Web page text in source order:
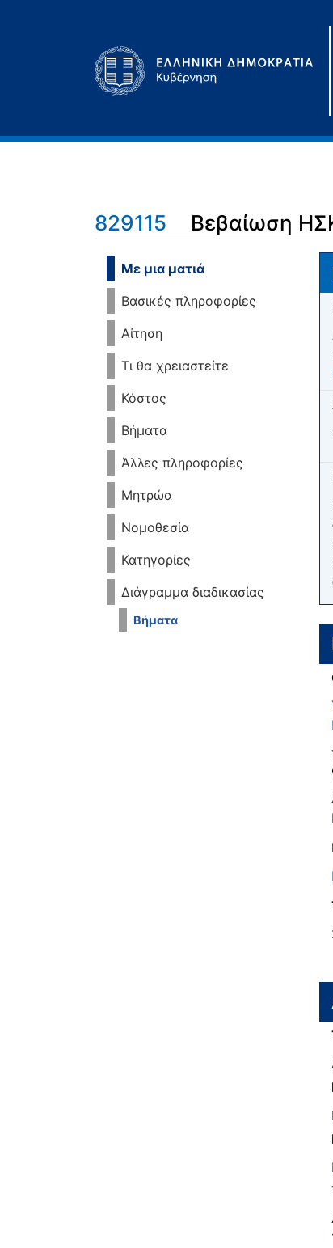
829115 Βεβαίωση
Μετάβαση σε: πλοήγηση
Με μια ματιά
Βασικές πληροφορίες
Αίτηση
Τι θα χρειαστείτε
Κόστος
Βήματα
Άλλες πληροφορίες
Μητρώα
Νομοθεσία
Κατηγορίες
Διάγραμμα διαδικασίας
Βήματα